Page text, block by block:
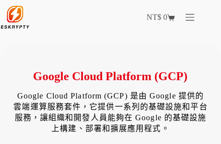
NT$ 0
Google Cloud Platform (GCP)
Google Cloud Platform (GCP) 是由 Google 提供的
雲端運算服務套件，它提供一系列的基礎設施和平台
服務，讓組織和開發人員能夠在 Google 的基礎設施
上構建、部署和擴展應用程式。